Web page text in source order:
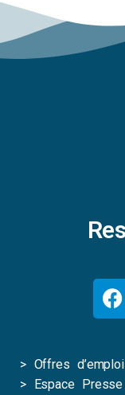
> Offres d’emploi
> Espace Presse